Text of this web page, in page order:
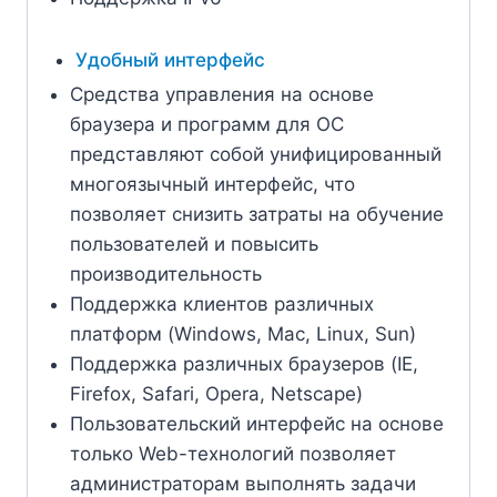
Удобный интерфейс
Средства управления на основе
браузера и программ для ОС
представляют собой унифицированный
многоязычный интерфейс, что
позволяет снизить затраты на обучение
пользователей и повысить
производительность
Поддержка клиентов различных
платформ (Windows, Mac, Linux, Sun)
Поддержка различных браузеров (IE,
Firefox, Safari, Opera, Netscape)
Пользовательский интерфейс на основе
только Web-технологий позволяет
администраторам выполнять задачи